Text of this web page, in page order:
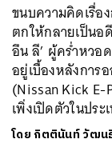
ขนบความคิดเรื่อ
ตกให้กลายเป็นอ
อึน ลี’ ผู้คร่ำหวอ
อยู่เบื้องหลังการ
(Nissan Kick
เพิ่งเปิดตัวในปร
โดย กิตตินันท์ วัฒน